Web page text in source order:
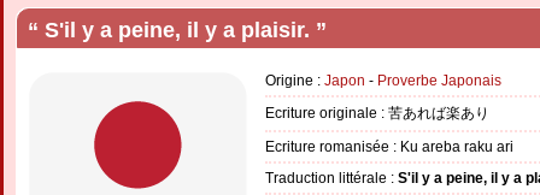
“ S'il y a peine, il y a plaisir. ”
Origine : Japon - Proverbe Japonais
Ecriture originale : 苦あれば楽あり
Ecriture romanisée : Ku areba raku ari
Traduction littérale : S'il y a peine, il y a